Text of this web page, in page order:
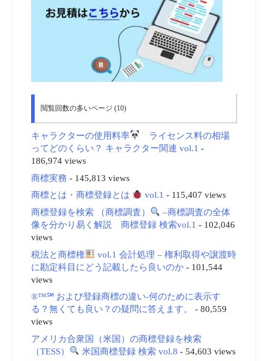
閲覧回数の多いページ (10)
キャラクターの使用料率
ライセンス料の相場
ってどのくらい？ キャラクター関連 vol.1 -
186,974 views
商標実務 - 145,813 views
商標とは・商標登録とは
vol.1 - 115,407 views
商標登録を検索 （商標調査）
–商標調査の全体
像を分かり易く解説 商標登録 検索vol.1 - 102,046
views
税法と商標権
vol.1 会計処理 – 権利取得や譲渡時
に勘定科目にどう記載したら良いのか- 101,544
views
®™℠ および登録商標の違い-何のために表示す
る？無くても良い？の疑問に答えます。
- 80,559
views
アメリカ合衆国（米国）の商標登録を検索
（TESS）
米国商標登録 検索 vol.8 - 54,603 views